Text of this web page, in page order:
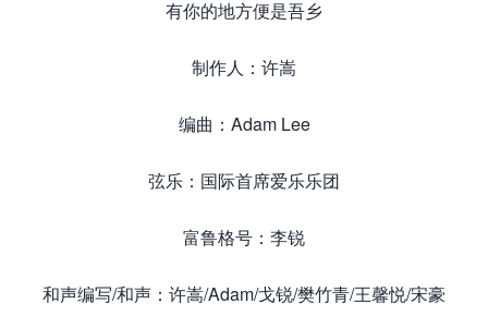
有你的地方便是吾乡
制作人：许嵩
编曲：Adam Lee
弦乐：国际首席爱乐乐团
富鲁格号：李锐
和声编写/和声：许嵩/Adam/戈锐/樊竹青/王馨悦/宋豪